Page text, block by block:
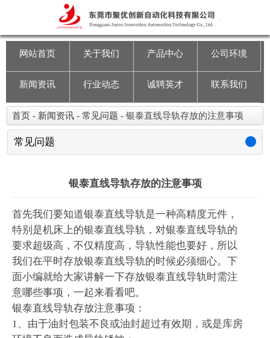
网站首页
公司环境
联系我们
网站首页 关于我们 产品中心 公司环境
新闻资讯 行业动态 诚聘英才 联系我们
首页 - 新闻资讯 - 常见问题 - 银泰直线导轨存放的注意事项
常见问题
银泰直线导轨存放的注意事项
首先我们要知道银泰直线导轨是一种高精度元件，
特别是机床上的银泰直线导轨，对银泰直线导轨的
要求超级高，不仅精度高，导轨性能也要好，所以
我们在平时存放银泰直线导轨的时候必须细心。下
面小编就给大家讲解一下存放银泰直线导轨时需注
意哪些事项，一起来看看吧。
银泰直线导轨存放注意事项：
1、由于油封包装不良或油封超过有效期，或是库房